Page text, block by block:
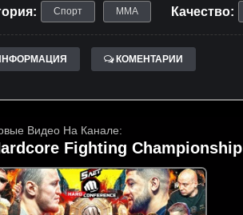
Спорт ММА Качество:
КОМЕНТАРИИ
Видео На Канале:
Fighting Championship